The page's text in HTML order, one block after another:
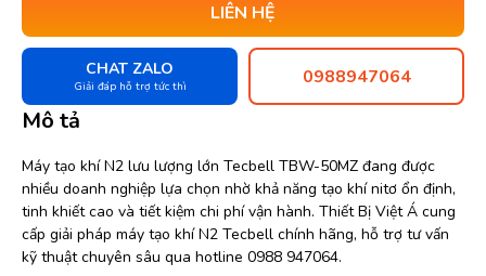
LIÊN HỆ
CHAT ZALO
Giải đáp hỗ trợ tức thì 0988947064
Mô tả
Máy tạo khí N2 lưu lượng lớn Tecbell TBW-50MZ đang được
nhiều doanh nghiệp lựa chọn nhờ khả năng tạo khí nitơ ổn định,
tinh khiết cao và tiết kiệm chi phí vận hành. Thiết Bị Việt Á cung
cấp giải pháp máy tạo khí N2 Tecbell chính hãng, hỗ trợ tư vấn
kỹ thuật chuyên sâu qua hotline 0988 947064.